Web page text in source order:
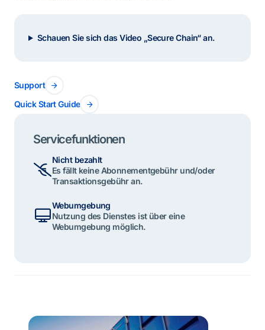
Schauen Sie sich das Video „Secure Chain“ an.
Support
Quick Start Guide
Servicefunktionen
Nicht bezahlt
Es fällt keine Abonnementgebühr und/oder
Transaktionsgebühr an.
Webumgebung
Nutzung des Dienstes ist über eine
Webumgebung möglich.